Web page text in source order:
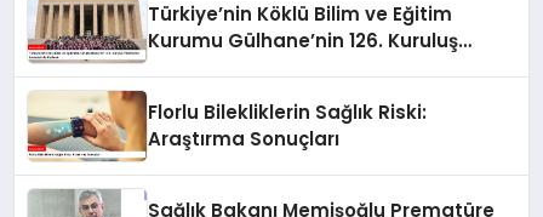
Türkiye’nin Köklü Bilim ve Eğitim
Kurumu Gülhane’nin 126. Kuruluş
Florlu Bilekliklerin Sağlık Riski:
Araştırma Sonuçları
Sağlık Bakanı Memişoğlu Prematüre